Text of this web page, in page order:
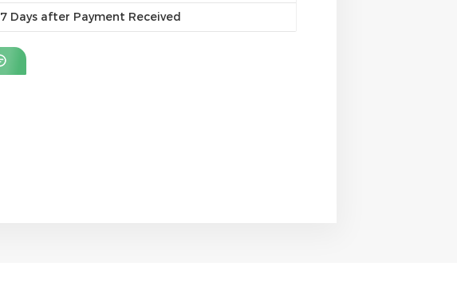
7 Days after Payment Received